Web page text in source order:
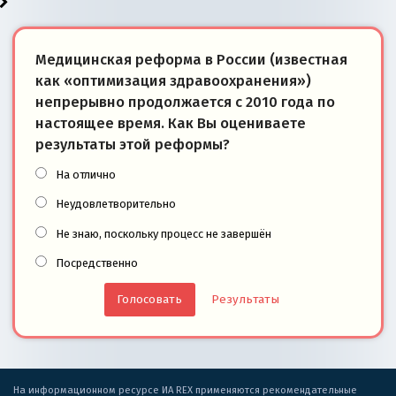
Медицинская реформа в России (известная
как «оптимизация здравоохранения»)
непрерывно продолжается с 2010 года по
настоящее время. Как Вы оцениваете
результаты этой реформы?
На отлично
Неудовлетворительно
Не знаю, поскольку процесс не завершён
Посредственно
Результаты
На информационном ресурсе ИА REX применяются рекомендательные